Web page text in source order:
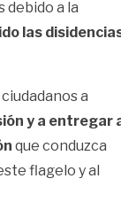
debido a la
las
a
y a entregar
que conduzca
flagelo y al